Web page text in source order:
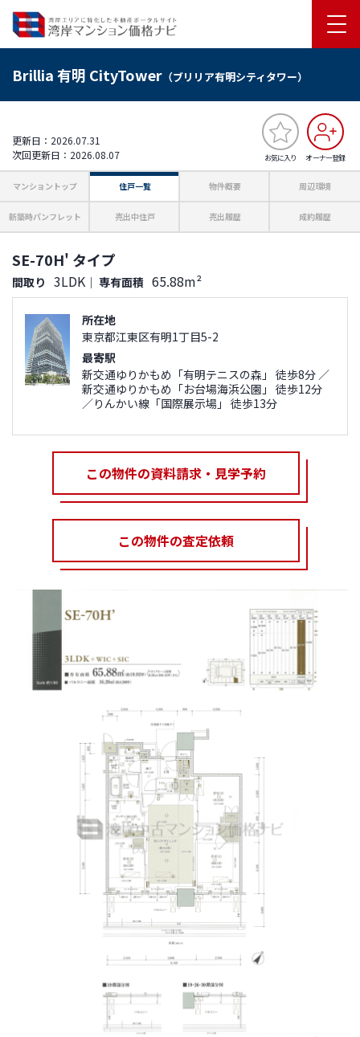
Brillia 有明 CityTower （ブリリア有明シティタワー）
お気に入り オーナー登録
更新日：2026.07.31
次回更新日：2026.08.07
マンショントップ 住戸一覧 物件概要 周辺環境
新築時パンフレット 売出中住戸 売出履歴 成約履歴
SE-70H' タイプ
間取り 3LDK ｜ 専有面積 65.88m²
所在地
東京都江東区有明1丁目5-2
最寄駅
新交通ゆりかもめ「有明テニスの森」 徒歩8分 ／
新交通ゆりかもめ「お台場海浜公園」 徒歩12分
／りんかい線「国際展示場」 徒歩13分
この物件の資料請求・見学予約
この物件の査定依頼